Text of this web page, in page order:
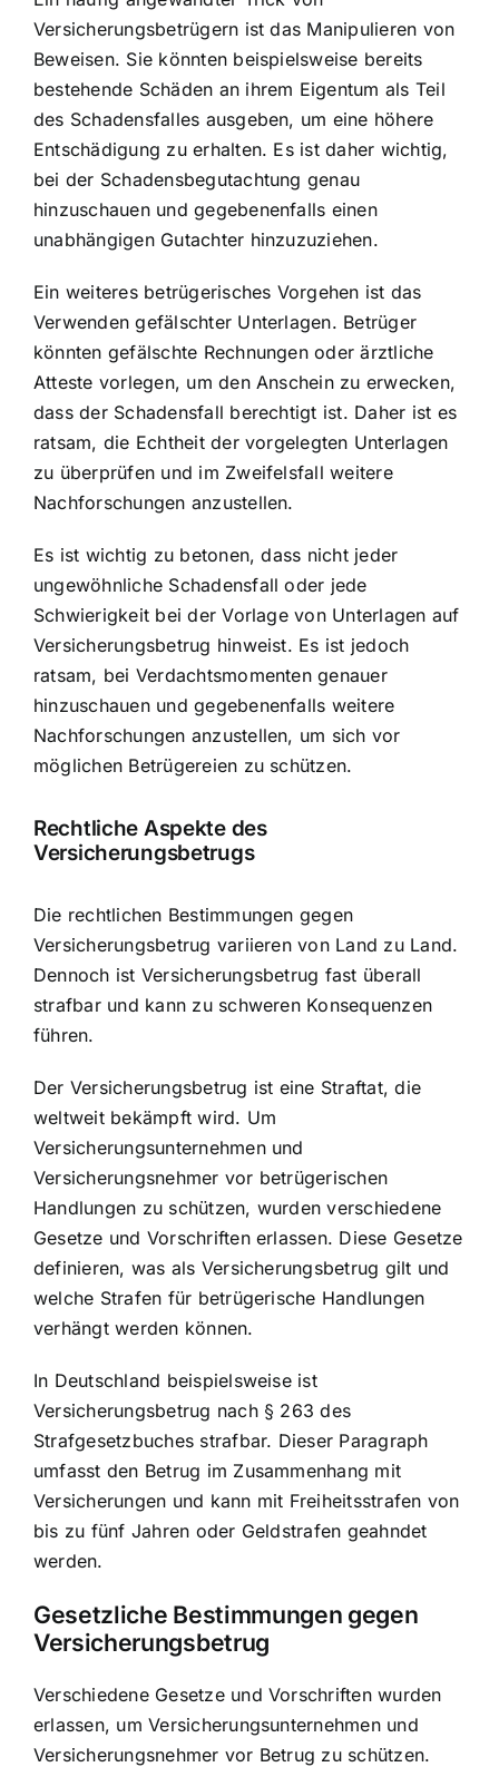
Versicherungsbetrügern ist das Manipulieren von
Beweisen. Sie könnten beispielsweise bereits
bestehende Schäden an ihrem Eigentum als Teil
des Schadensfalles ausgeben, um eine höhere
Entschädigung zu erhalten. Es ist daher wichtig,
bei der Schadensbegutachtung genau
hinzuschauen und gegebenenfalls einen
unabhängigen Gutachter hinzuzuziehen.
Ein weiteres betrügerisches Vorgehen ist das
Verwenden gefälschter Unterlagen. Betrüger
könnten gefälschte Rechnungen oder ärztliche
Atteste vorlegen, um den Anschein zu erwecken,
dass der Schadensfall berechtigt ist. Daher ist es
ratsam, die Echtheit der vorgelegten Unterlagen
zu überprüfen und im Zweifelsfall weitere
Nachforschungen anzustellen.
Es ist wichtig zu betonen, dass nicht jeder
ungewöhnliche Schadensfall oder jede
Schwierigkeit bei der Vorlage von Unterlagen auf
Versicherungsbetrug hinweist. Es ist jedoch
ratsam, bei Verdachtsmomenten genauer
hinzuschauen und gegebenenfalls weitere
Nachforschungen anzustellen, um sich vor
möglichen Betrügereien zu schützen.
Rechtliche Aspekte des
Versicherungsbetrugs
Die rechtlichen Bestimmungen gegen
Versicherungsbetrug variieren von Land zu Land.
Dennoch ist Versicherungsbetrug fast überall
strafbar und kann zu schweren Konsequenzen
führen.
Der Versicherungsbetrug ist eine Straftat, die
weltweit bekämpft wird. Um
Versicherungsunternehmen und
Versicherungsnehmer vor betrügerischen
Handlungen zu schützen, wurden verschiedene
Gesetze und Vorschriften erlassen. Diese Gesetze
definieren, was als Versicherungsbetrug gilt und
welche Strafen für betrügerische Handlungen
verhängt werden können.
In Deutschland beispielsweise ist
Versicherungsbetrug nach § 263 des
Strafgesetzbuches strafbar. Dieser Paragraph
umfasst den Betrug im Zusammenhang mit
Versicherungen und kann mit Freiheitsstrafen von
bis zu fünf Jahren oder Geldstrafen geahndet
werden.
Gesetzliche Bestimmungen gegen
Versicherungsbetrug
Verschiedene Gesetze und Vorschriften wurden
erlassen, um Versicherungsunternehmen und
Versicherungsnehmer vor Betrug zu schützen.